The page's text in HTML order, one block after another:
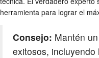
herramienta para lograr el
Consejo: Mantén
exitosos,